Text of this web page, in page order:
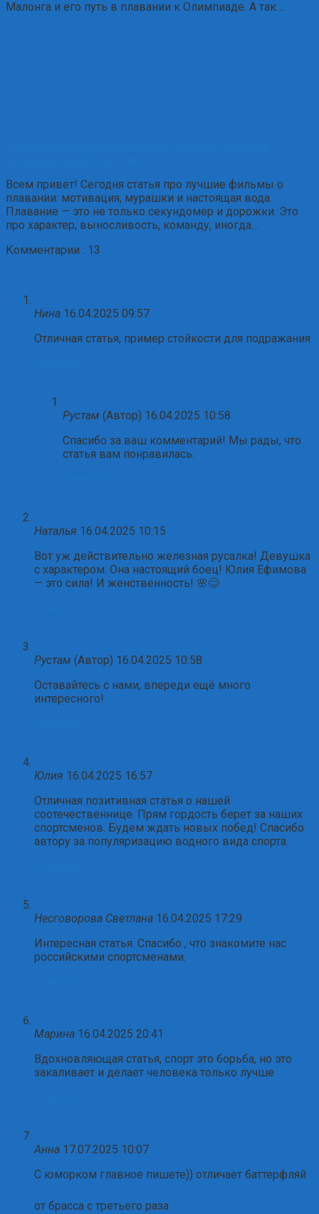
Малонга и его путь в плавании к Олимпиаде. А так…
Всем привет! Сегодня статья про лучшие фильмы о
плавании: мотивация, мурашки и настоящая вода.
Плавание — это не только секундомер и дорожки. Это
про характер, выносливость, команду, иногда…
Комментарии : 13
Нина 16.04.2025 09:57
Отличная статья, пример стойкости для подражания
Рустам (Автор) 16.04.2025 10:58
Спасибо за ваш комментарий! Мы рады, что
статья вам понравилась.
Наталья 16.04.2025 10:15
Вот уж действительно железная русалка! Девушка
с характером. Она настоящий боец! Юлия Ефимова
— это сила! И женственность! 🌸😊
Рустам (Автор) 16.04.2025 10:58
Оставайтесь с нами, впереди ещё много
интересного!
Юлия 16.04.2025 16:57
Отличная позитивная статья о нашей
соотечественнице. Прям гордость берет за наших
спортсменов. Будем ждать новых побед! Спасибо
автору за популяризацию водного вида спорта.
Несговорова Светлана 16.04.2025 17:29
Интересная статья. Спасибо , что знакомите нас
российскими спортсменами.
Марина 16.04.2025 20:41
Вдохновляющая статья, спорт это борьба, но это
закаливает и делает человека только лучше
Анна 17.07.2025 10:07
С юморком главное пишете)) отличает баттерфляй
от брасса с третьего раза